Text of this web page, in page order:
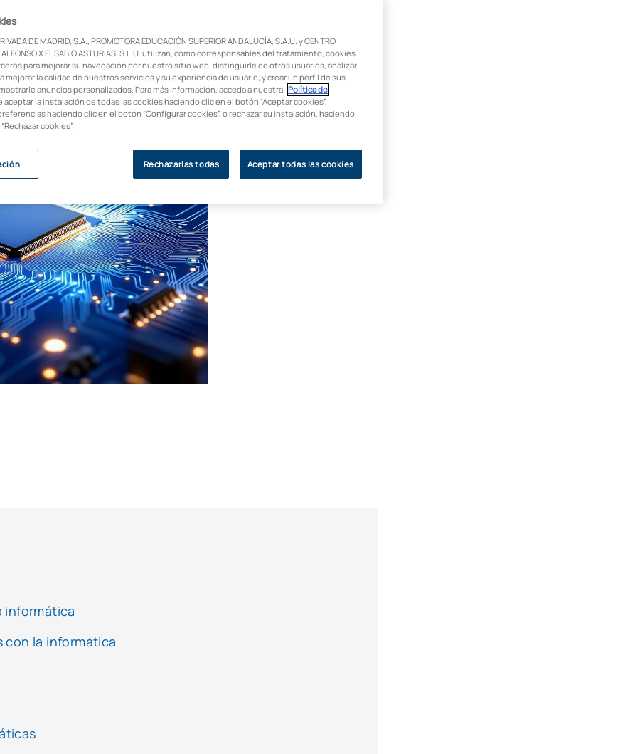
Las carreras informáticas y de
y gestionar empresas digitales. ¡No
informática
con la informática
DE MADRID, S.A., PROMOTORA EDUCACIÓN SUPERIOR ANDALUCÍA, S.A.U. y CENTRO
ALFONSO X EL SABIO ASTURIAS, S.L.U. utilizan, como corresponsables del tratamiento, cookies
para mejorar su navegación por nuestro sitio web, distinguirle de otros usuarios, analizar
mejorar la calidad de nuestros servicios y su experiencia de usuario, y crear un perfil de sus
anuncios personalizados. Para más información, acceda a nuestra Política de
aceptar la instalación de todas las cookies haciendo clic en el botón “Aceptar cookies”,
haciendo clic en el botón “Configurar cookies”, o rechazar su instalación, haciendo
cookies”.
Rechazarlas todas Aceptar todas las cookies